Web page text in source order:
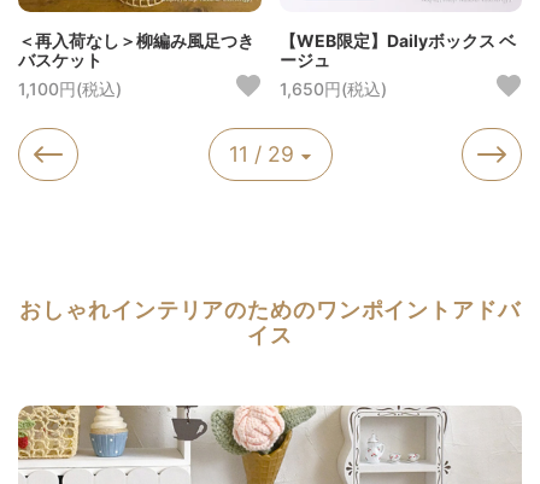
＜再入荷なし＞柳編み風足つき
バスケット
1,100円(税込)
【WEB限定】Dailyボックス ベ
ージュ
1,650円(税込)
11 / 29
おしゃれインテリアのためのワンポイントアドバ
イス